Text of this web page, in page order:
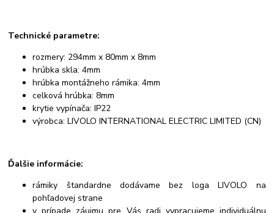
Technické parametre:
rozmery: 294mm x 80mm x 8mm
hrúbka skla: 4mm
hrúbka montážneho rámika: 4mm
celková hrúbka: 8mm
krytie vypínača: IP22
výrobca: LIVOLO INTERNATIONAL ELECTRIC LIMITED (CN)
Ďalšie informácie:
rámiky štandardne dodávame bez loga LIVOLO na
pohľadovej strane